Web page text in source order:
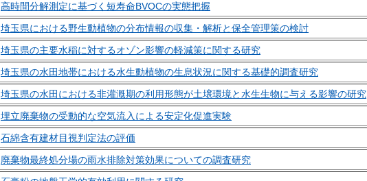
高時間分解測定に基づく短寿命BVOCの実態把握
埼玉県における野生動植物の分布情報の収集・解析と保全管理策の検討
埼玉県の主要水稲に対するオゾン影響の軽減策に関する研究
埼玉県の水田地帯における水生動植物の生息状況に関する基礎的調査研究
埼玉県の水田における非灌漑期の利用形態が土壌環境と水生生物に与える影響の研究
埋立廃棄物の受動的な空気流入による安定化促進実験
石綿含有建材目視判定法の評価
廃棄物最終処分場の雨水排除対策効果についての調査研究